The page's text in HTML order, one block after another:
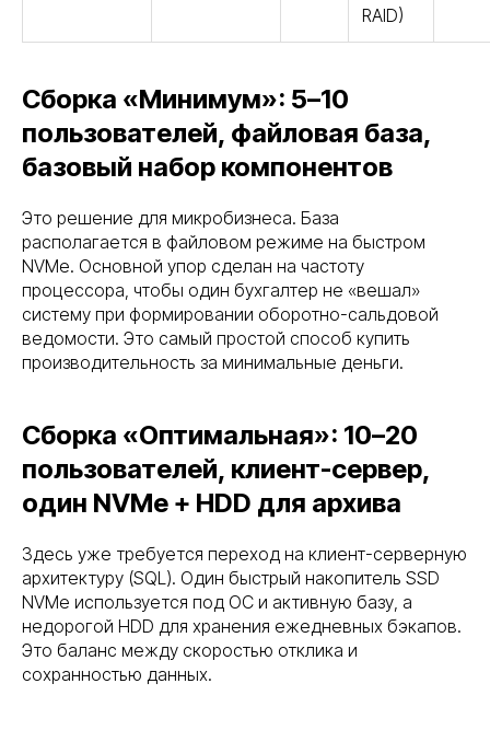
RAID)
Сборка «Минимум»: 5–10
пользователей, файловая база,
базовый набор компонентов
Это решение для микробизнеса. База
располагается в файловом режиме на быстром
NVMe. Основной упор сделан на частоту
процессора, чтобы один бухгалтер не «вешал»
систему при формировании оборотно-сальдовой
ведомости. Это самый простой способ купить
производительность за минимальные деньги.
Сборка «Оптимальная»: 10–20
пользователей, клиент-сервер,
один NVMe + HDD для архива
Здесь уже требуется переход на клиент-серверную
архитектуру (SQL). Один быстрый накопитель SSD
NVMe используется под ОС и активную базу, а
недорогой HDD для хранения ежедневных бэкапов.
Это баланс между скоростью отклика и
сохранностью данных.